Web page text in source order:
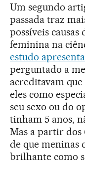
Um segundo
passada traz
possíveis causas
feminina na
estudo
perguntado a
acreditavam
eles como
seu sexo ou do
tinham 5 anos,
Mas a partir dos
de que meninas
brilhante como